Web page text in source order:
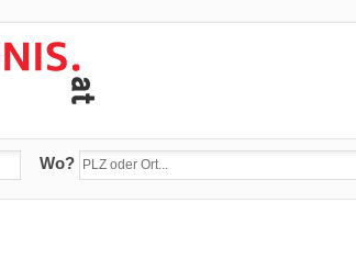
Wo?